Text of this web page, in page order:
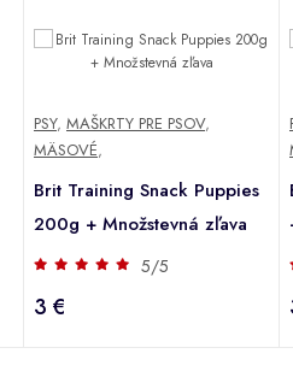
PSY, MAŠKRTY PRE PSOV,
MÄSOVÉ,
Brit Training Snack Puppies
200g + Množstevná zľava
5/5
3 €